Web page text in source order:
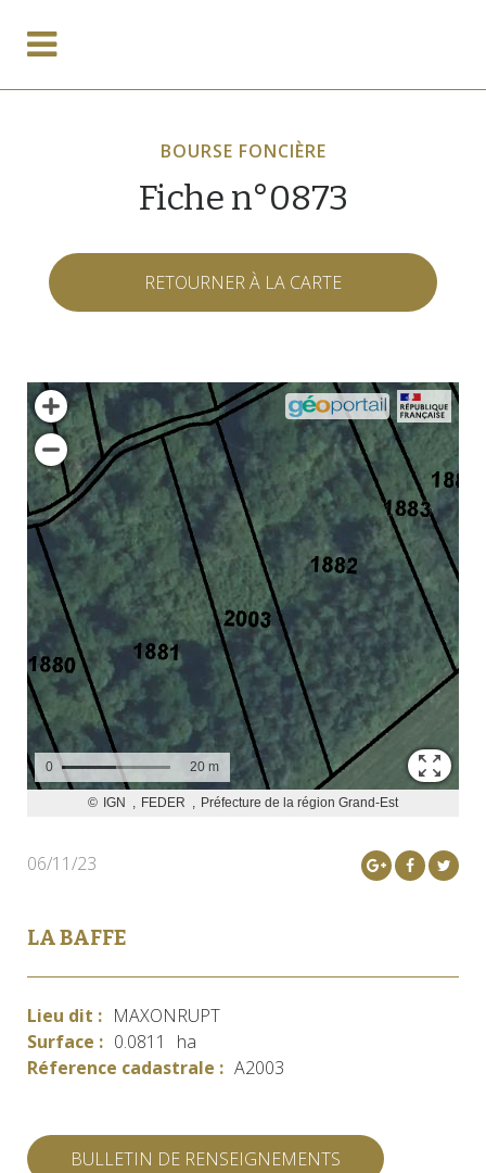
BOURSE FONCIÈRE
Fiche n°0873
RETOURNER À LA CARTE
06/11/23
LA BAFFE
Lieu dit : MAXONRUPT
Surface : 0.0811
ha
Réference cadastrale : A2003
BULLETIN DE RENSEIGNEMENTS